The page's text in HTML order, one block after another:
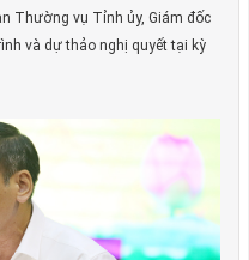
Thường vụ Tỉnh ủy, Giám đốc
và dự thảo nghị quyết tại kỳ